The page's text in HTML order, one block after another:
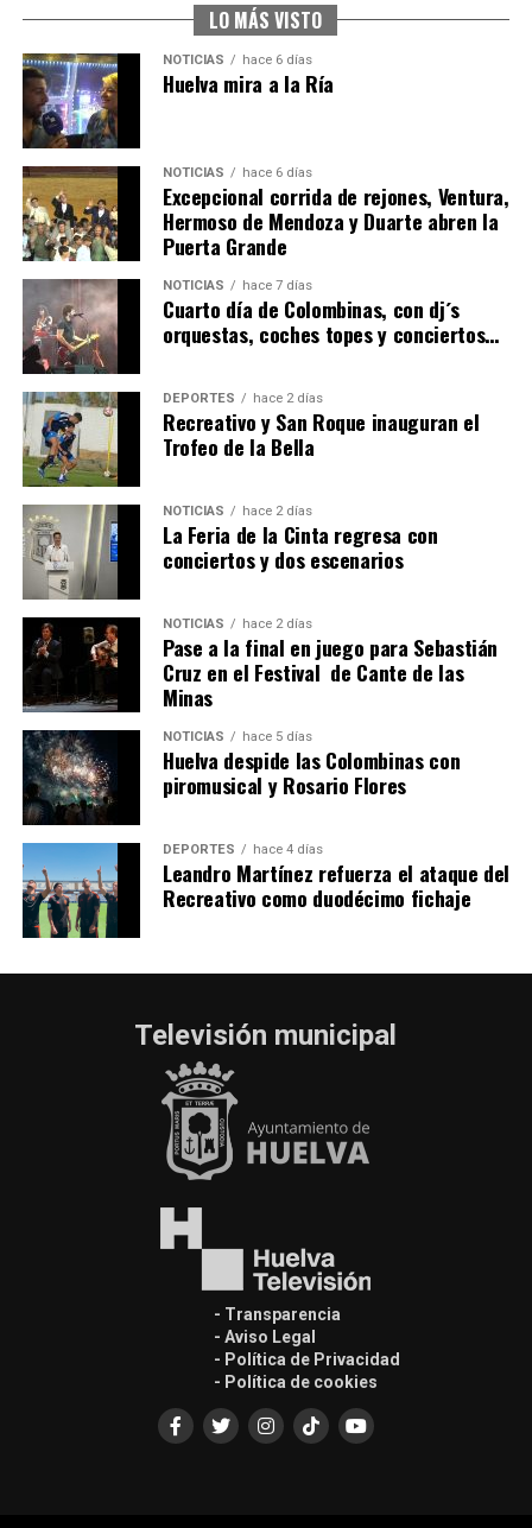
CUARTA CORRIDA DE LAS FIESTAS COLOMBINAS
2026
hace 7 días Huelvatv
4º DÍA DE LAS FIESTAS COLOMBINAS 2026
hace 7 días· Huelvatv
LO MÁS VISTO
NOTICIAS hace 6 días
Huelva mira a la Ría
NOTICIAS hace 6 días
Excepcional corrida de rejones, Ventura,
Hermoso de Mendoza y Duarte abren la
Puerta Grande
NOTICIAS hace 7 días
Cuarto día de Colombinas, con dj´s
orquestas, coches topes y conciertos…
DEPORTES hace 2 días
Recreativo y San Roque inauguran el
Trofeo de la Bella
NOTICIAS hace 2 días
La Feria de la Cinta regresa con
conciertos y dos escenarios
NOTICIAS hace 2 días
Pase a la final en juego para Sebastián
Cruz en el Festival de Cante de las
Minas
NOTICIAS hace 5 días
Huelva despide las Colombinas con
piromusical y Rosario Flores
DEPORTES hace 4 días
Leandro Martínez refuerza el ataque del
Recreativo como duodécimo fichaje
Televisión municipal
- Transparencia
- Aviso Legal
- Política de Privacidad
- Política de cookies